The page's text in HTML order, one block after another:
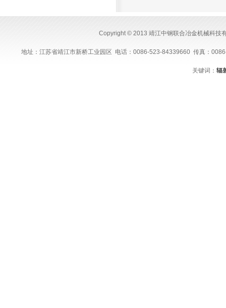
Copyright © 2013 靖江中钢联合冶金机械科技
地址：江苏省靖江市新桥工业园区 电话：0086-523-84339660 传真：
关键词：辐